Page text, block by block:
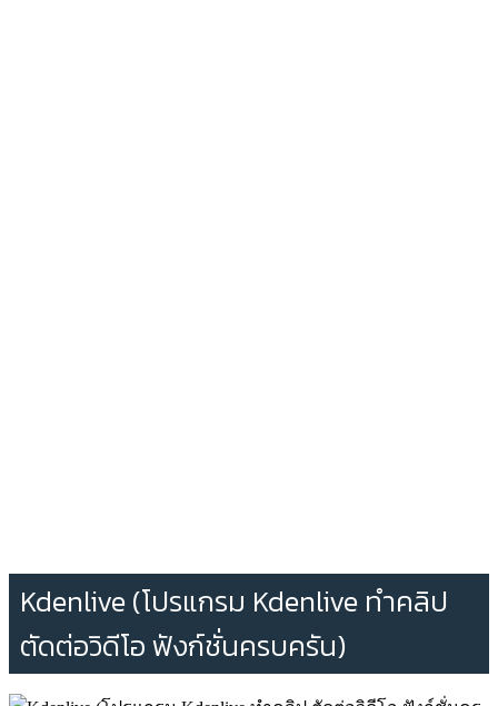
Kdenlive (โปรแกรม Kdenlive ทำคลิป
ตัดต่อวิดีโอ ฟังก์ชั่นครบครัน)